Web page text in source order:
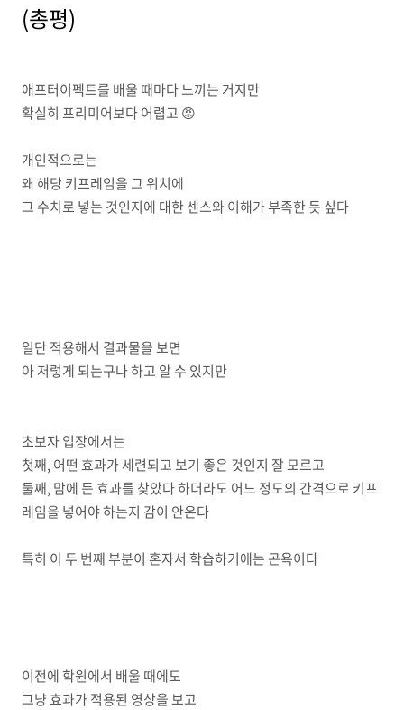
(총평)
애프터이펙트를 배울 때마다 느끼는 거지만
확실히 프리미어보다 어렵고 😡
개인적으로는
왜 해당 키프레임을 그 위치에
그 수치로 넣는 것인지에 대한 센스와 이해가 부족한 듯 싶다
일단 적용해서 결과물을 보면
아 저렇게 되는구나 하고 알 수 있지만
초보자 입장에서는
첫째, 어떤 효과가 세련되고 보기 좋은 것인지 잘 모르고
둘째, 맘에 든 효과를 찾았다 하더라도 어느 정도의 간격으로 키프
레임을 넣어야 하는지 감이 안온다
특히 이 두 번째 부분이 혼자서 학습하기에는 곤욕이다
이전에 학원에서 배울 때에도
그냥 효과가 적용된 영상을 보고